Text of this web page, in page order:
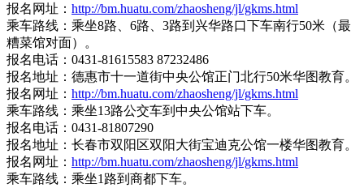
报名网址： http://bm.huatu.com/zhaosheng/jl/gkms.html
乘车路线：乘坐8路、6路、3路到兴华路口下车南行50米（最
糟菜馆对面）。
报名电话：0431-81615583 87232486
报名地址：德惠市十一道街中央公馆正门北行50米华图教育。
报名网址： http://bm.huatu.com/zhaosheng/jl/gkms.html
乘车路线：乘坐13路公交车到中央公馆站下车。
报名电话：0431-81807290
报名地址：长春市双阳区双阳大街宝迪克公馆一楼华图教育。
报名网址： http://bm.huatu.com/zhaosheng/jl/gkms.html
乘车路线：乘坐1路到商都下车。